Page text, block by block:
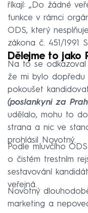
říkají: „Do žádné
funkce v rámci
ODS, který
zákona č. 451/1991
Dělejme to jako
Na to se odkazoval
že mi bylo dopředu
pokoušet
(poslankyni za
udělalo, mohu to
strana a nic ve
prohlásil Novotný.
Podle mluvčího
o čistém trestním
sestavování
veřejná.
Novotný
marketing a